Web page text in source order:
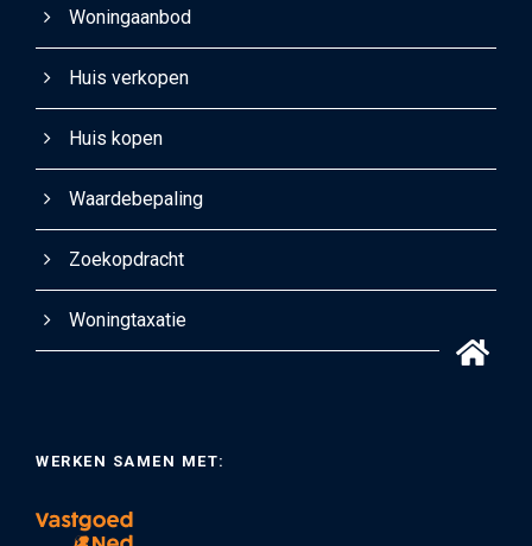
Woningaanbod
Huis verkopen
Huis kopen
Waardebepaling
Zoekopdracht
Woningtaxatie
WERKEN SAMEN MET: